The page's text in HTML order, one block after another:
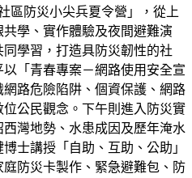
區防災小尖兵夏令營」，從上
學、實作體驗及夜間避難演
學習，打造具防災韌性的社
「青春專案－網路使用安全宣
路危險陷阱、個資保護、網路
公民觀念。下午則進入防災實
灣地勢、水患成因及歷年淹水
士講授「自助、互助、公助」
防災卡製作、緊急避難包、防